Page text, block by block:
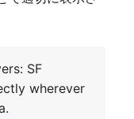
SF
wherever